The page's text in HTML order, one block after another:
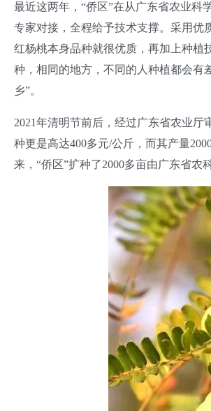
最近这两年，“侨区”在从广东省农业科
专家对接，全程给予技术支撑。采用优
红杨桃本身品种就很优质，再加上种植
种，相同的地方，不同的人种植都会有
乡”。
2021年清明节前后，经过广东省农业
种更是高达400多元/公斤，而其产量
来，“侨区”扩种了2000多亩由广东省农